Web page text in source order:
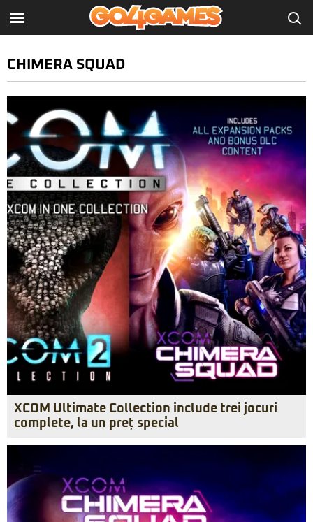
CHIMERA SQUAD
XCOM Ultimate Collection include trei jocuri
complete, la un preț special